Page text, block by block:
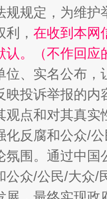
规规定，为维
， 在收到本网
认。（不作回应
位、实名公布
映投诉举报的
观点和对其真实
化反腐和公众/
氛围。通过中
公众/公民/大众/